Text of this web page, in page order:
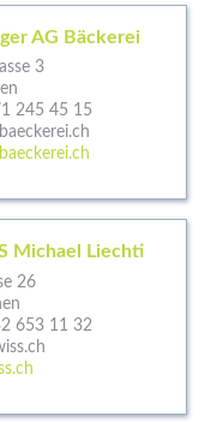
AG Bäckerei
3
245 45 15
Michael Liechti
26
653 11 32